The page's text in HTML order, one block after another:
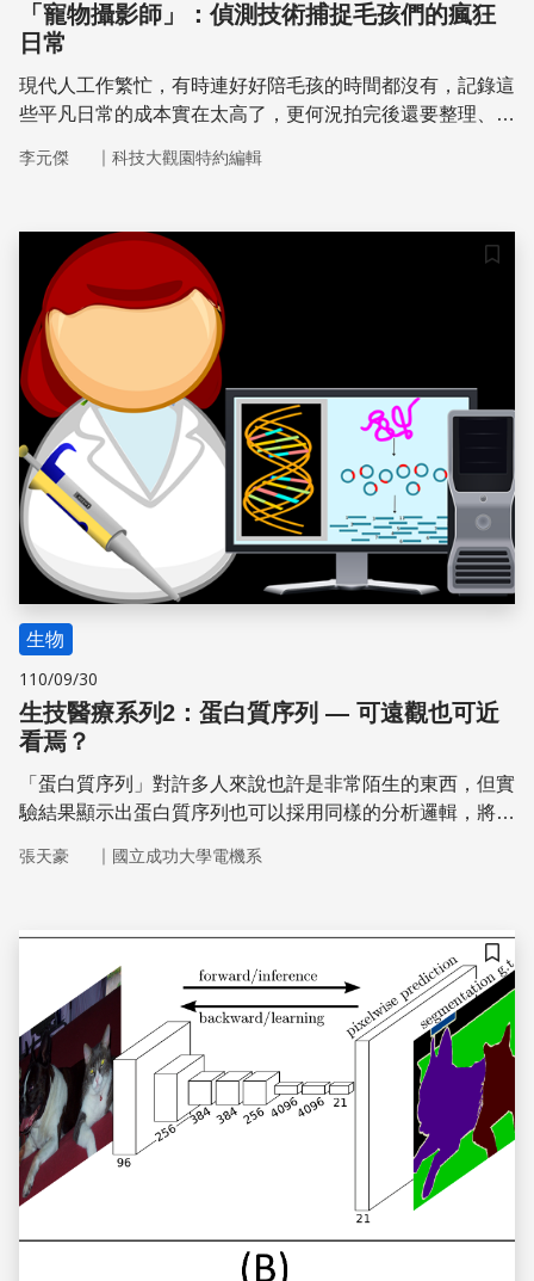
「寵物攝影師」：偵測技術捕捉毛孩們的瘋狂
日常
現代人工作繁忙，有時連好好陪毛孩的時間都沒有，記錄這
些平凡日常的成本實在太高了，更何況拍完後還要整理、剪
主人們的心力交瘁，便開始思考如何讓我們更輕鬆地記錄寵
型」兩大技術的利用。
李元傑 ｜ 科技大觀園特約編輯
儲存
生物
110/09/30
生技醫療系列2：蛋白質序列 — 可遠觀也可近
看焉？
「蛋白質序列」對許多人來說也許是非常陌生的東西，但實
驗結果顯示出蛋白質序列也可以採用同樣的分析邏輯，將蛋
可怕，下一點工夫去理解，反而可以把它們想成機會，好好
張天豪 ｜ 國立成功大學電機系
儲存